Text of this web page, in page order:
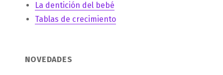
La dentición del bebé
Tablas de crecimiento
NOVEDADES